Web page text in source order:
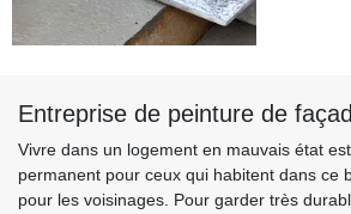
Entreprise de peinture de
Vivre dans un logement en mauvais état
permanent pour ceux qui habitent dans ce
pour les voisinages. Pour garder très